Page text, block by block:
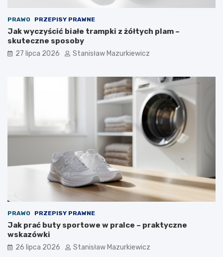
PRAWO PRZEPISY PRAWNE
Jak wyczyścić białe trampki z żółtych plam –
skuteczne sposoby
27 lipca 2026 Stanisław Mazurkiewicz
PRAWO PRZEPISY PRAWNE
Jak prać buty sportowe w pralce – praktyczne
wskazówki
26 lipca 2026 Stanisław Mazurkiewicz